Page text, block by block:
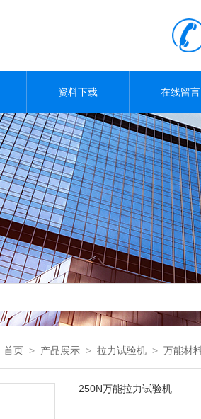
资料下载 在线留言
首页 > 产品展示 > 拉力试验机 > 万能材
250N万能拉力试验机